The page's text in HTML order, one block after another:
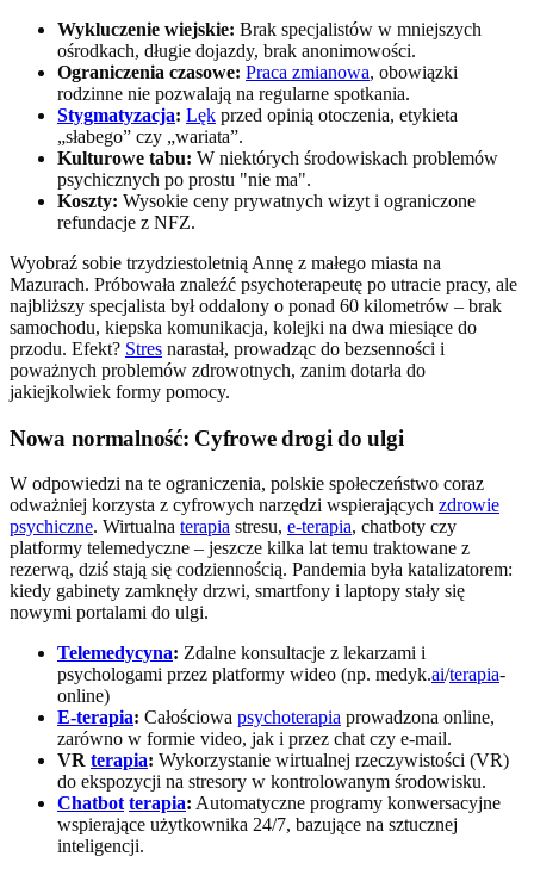
Wykluczenie wiejskie: Brak specjalistów w mniejszych
ośrodkach, długie dojazdy, brak anonimowości.
Ograniczenia czasowe: Praca zmianowa, obowiązki
rodzinne nie pozwalają na regularne spotkania.
Stygmatyzacja: Lęk przed opinią otoczenia, etykieta
„słabego” czy „wariata”.
Kulturowe tabu: W niektórych środowiskach problemów
psychicznych po prostu "nie ma".
Koszty: Wysokie ceny prywatnych wizyt i ograniczone
refundacje z NFZ.
Wyobraź sobie trzydziestoletnią Annę z małego miasta na
Mazurach. Próbowała znaleźć psychoterapeutę po utracie pracy, ale
najbliższy specjalista był oddalony o ponad 60 kilometrów – brak
samochodu, kiepska komunikacja, kolejki na dwa miesiące do
przodu. Efekt? Stres narastał, prowadząc do bezsenności i
poważnych problemów zdrowotnych, zanim dotarła do
jakiejkolwiek formy pomocy.
Nowa normalność: Cyfrowe drogi do ulgi
W odpowiedzi na te ograniczenia, polskie społeczeństwo coraz
odważniej korzysta z cyfrowych narzędzi wspierających zdrowie
psychiczne. Wirtualna terapia stresu, e-terapia, chatboty czy
platformy telemedyczne – jeszcze kilka lat temu traktowane z
rezerwą, dziś stają się codziennością. Pandemia była katalizatorem:
kiedy gabinety zamknęły drzwi, smartfony i laptopy stały się
nowymi portalami do ulgi.
Telemedycyna: Zdalne konsultacje z lekarzami i
psychologami przez platformy wideo (np. medyk.ai/terapia-
online)
E-terapia: Całościowa psychoterapia prowadzona online,
zarówno w formie video, jak i przez chat czy e-mail.
VR terapia: Wykorzystanie wirtualnej rzeczywistości (VR)
do ekspozycji na stresory w kontrolowanym środowisku.
Chatbot terapia: Automatyczne programy konwersacyjne
wspierające użytkownika 24/7, bazujące na sztucznej
inteligencji.